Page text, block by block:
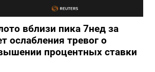
вблизи пика 7нед за
ослабления тревог о
процентных ставки